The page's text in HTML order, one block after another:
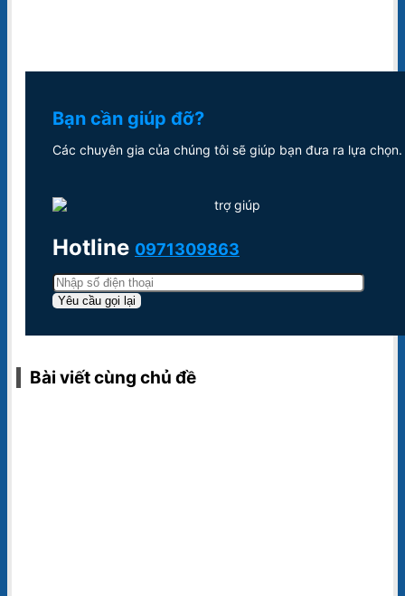
Bạn cần giúp đỡ?
Các chuyên gia của chúng tôi sẽ giúp bạn đưa ra lựa chọn.
Hotline 0971309863
Bài viết cùng chủ đề